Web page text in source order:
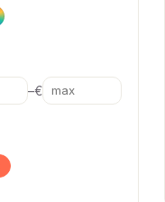
–€